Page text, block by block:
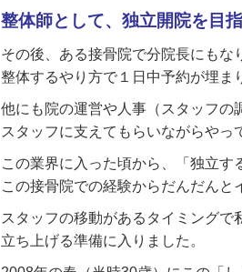
整体師として、独立開院を目
その後、ある接骨院で分院長にもな
整体するやり方で１日中予約が埋ま
他にも院の運営や人事（スタッフの
スタッフに支えてもらいながらやっ
この業界に入った頃から、「独立す
この接骨院での経験からだんだんと
スタッフの移動があるタイミング
立ち上げる準備に入りました。